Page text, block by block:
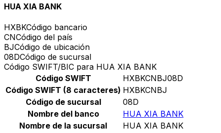
HUA XIA BANK
HXBKCódigo bancario
CNCódigo del país
BJCódigo de ubicación
08DCódigo de sucursal
Código SWIFT/BIC para HUA XIA BANK
Código SWIFT
HXBKCNBJ08D
Código SWIFT (8 caracteres) HXBKCNBJ
Código de sucursal
08D
Nombre del banco
HUA XIA BANK
Nombre de la sucursal
HUA XIA BANK